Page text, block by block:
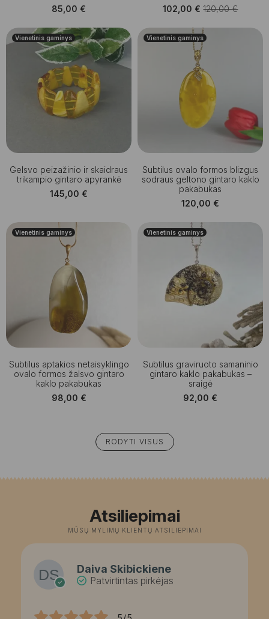
85,00 €
120,00€
Original
was:
120,00 €.
102,00 €Current
is:
102,00 €.
Vienetinis gaminys
Gelsvo peizažinio ir skaidraus
trikampio gintaro apyrankė
145,00 €
Vienetinis gaminys
Subtilus ovalo formos blizgus
sodraus geltono gintaro kaklo
pakabukas
120,00 €
Vienetinis gaminys
Subtilus aptakios netaisyklingo
ovalo formos žalsvo gintaro
kaklo pakabukas
98,00 €
Vienetinis gaminys
Subtilus graviruoto samaninio
gintaro kaklo pakabukas –
sraigė
92,00 €
RODYTI VISUS
Atsiliepimai
MŪSŲ MYLIMŲ KLIENTŲ ATSILIEPIMAI
Daiva Skibickiene
Patvirtintas pirkėjas